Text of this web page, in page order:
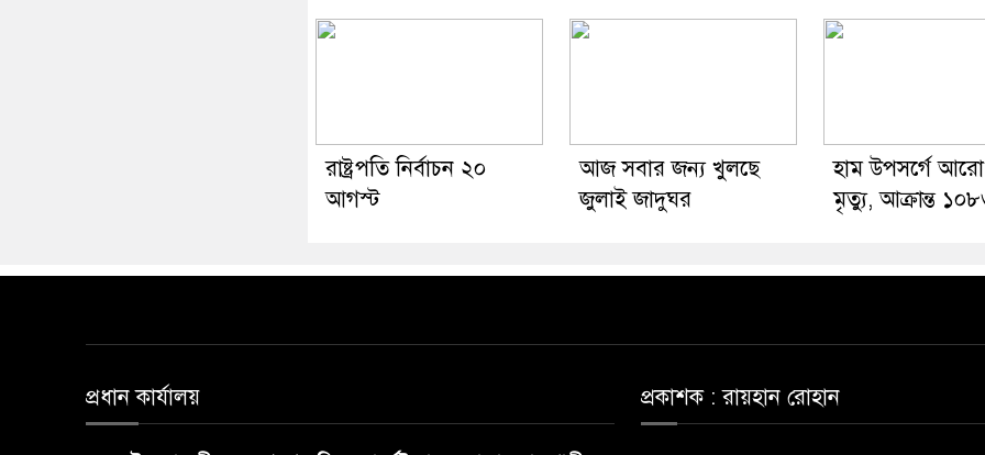
রাষ্ট্রপতি নির্বাচন ২০
আগস্ট
আজ সবার জন্য খুলছে
জুলাই জাদুঘর
হাম উপসর্গে
মৃত্যু, আক্রান্ত
প্রধান কার্যালয় প্রকাশক : রায়হান রোহান